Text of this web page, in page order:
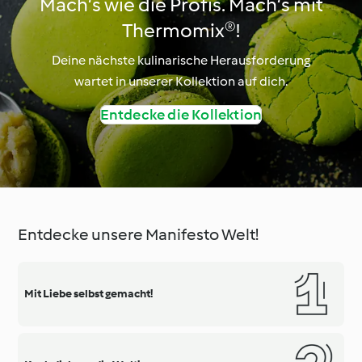
Thermomix®!
Deine nächste kulinarische Herausforderung
wartet in unserer Kollektion auf dich.
Entdecke die Kollektion
Entdecke unsere Manifesto Welt!
Mit Liebe selbst gemacht!